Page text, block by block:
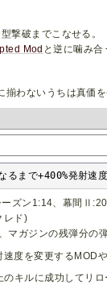
撃破までこなせる。
Mod と逆に噛み合
わないうちは真価
まで+400%発射速
ーズン1:14、幕間
レド)
マガジンの残弾分の
度を変更するMOD
のキルに成功してリ